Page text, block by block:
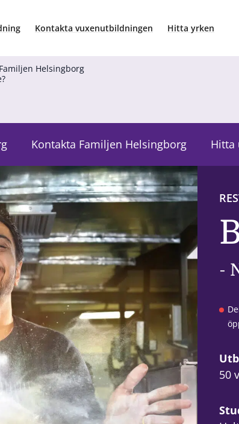
Kontakta vuxenutbildningen Hitta yrken
Helsingborg
Kontakta Familjen Helsingborg Hitta
-
50